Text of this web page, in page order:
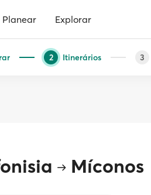
Planear Explorar
2 Itinerários 3
Míconos